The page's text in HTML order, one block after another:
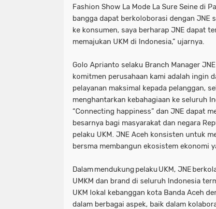
Fashion Show La Mode La Sure Seine di
bangga dapat berkoloborasi dengan JNE
ke konsumen, saya berharap JNE dapat
memajukan UKM di Indonesia,” ujarnya.
Golo Aprianto selaku Branch Manager
komitmen perusahaan kami adalah ingin
pelayanan maksimal kepada pelanggan,
menghantarkan kebahagiaan ke seluruh
“Connecting happiness” dan JNE dapat
besarnya bagi masyarakat dan negara
pelaku UKM. JNE Aceh konsisten untuk
bersma membangun ekosistem ekonomi
Dalam mendukung pelaku UKM, JNE
UMKM dan brand di seluruh Indonesia
UKM lokal kebanggan kota Banda Aceh
dalam berbagai aspek, baik dalam